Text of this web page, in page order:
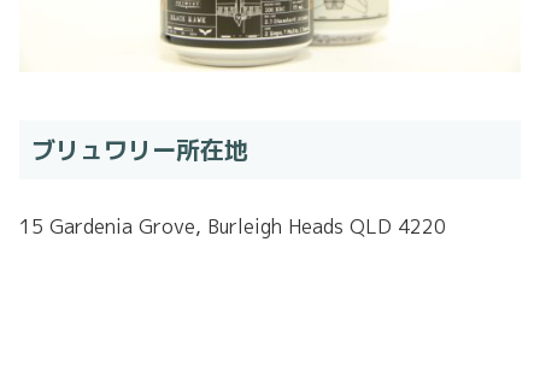
ブリュワリー所在地
15 Gardenia Grove, Burleigh Heads QLD 4220